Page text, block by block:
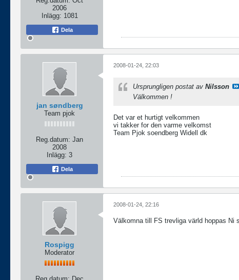
2006
Inlägg: 1081
Dela
jan søndberg
Team pjok
Reg.datum: Jan
2008
Inlägg: 3
Dela
2008-01-24, 22:03
Ursprungligen postat av Nilsson
Välkommen !
Det var et hurtigt velkommen
vi takker for den varme velkomst
Team Pjok soendberg Widell dk
Rospigg
Moderator
2008-01-24, 22:16
Välkomna till FS trevliga värld hoppas